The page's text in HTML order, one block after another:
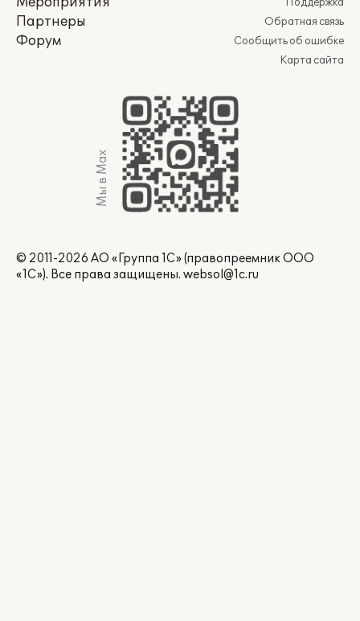
Партнеры
Форум
Обратная связь
Сообщить об ошибке
Карта сайта
Мы в Max
© 2011-2026 АО «Группа 1С» (правопреемник ООО
«1С»). Все права защищены. websol@1c.ru